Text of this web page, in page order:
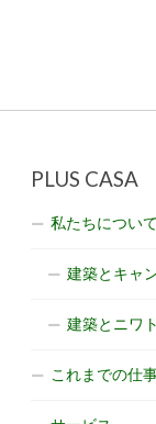
PLUS CASA
私たちについて
建築とキャ
建築とニワ
これまでの仕